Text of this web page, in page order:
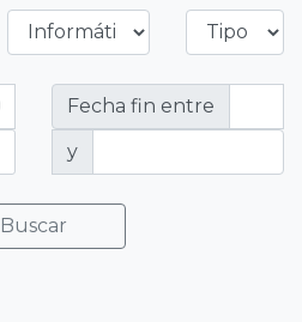
Fecha fin entre
y
Buscar